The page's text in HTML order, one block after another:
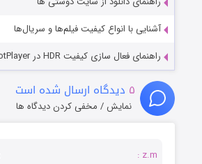
آشنایی با انواع کیفیت فیلم‌ها و سریال‌ها
راهنمای فعال سازی کیفیت HDR در PotPlayer
۵ دیدگاه ارسال شده است
نمایش / مخفی کردن دیدگاه ها
z.m :